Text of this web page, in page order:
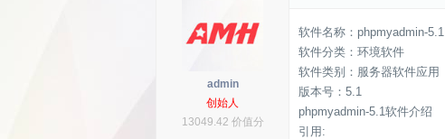
admin
创始人
13049.42 价值分
软件名称：phpmyadmin-5.1
软件分类：环境软件
软件类别：服务器软件应用
版本号：5.1
phpmyadmin-5.1软件介绍
引用: